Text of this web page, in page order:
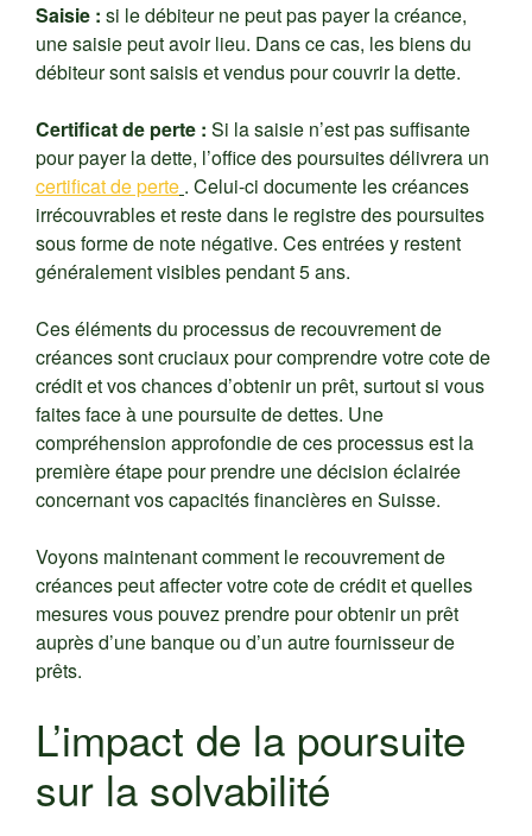
Saisie : si le débiteur ne peut pas payer la créance,
une saisie peut avoir lieu. Dans ce cas, les biens du
débiteur sont saisis et vendus pour couvrir la dette.
Certificat de perte : Si la saisie n’est pas suffisante
pour payer la dette, l’office des poursuites délivrera un
certificat de perte . Celui-ci documente les créances
irrécouvrables et reste dans le registre des poursuites
sous forme de note négative. Ces entrées y restent
généralement visibles pendant 5 ans.
Ces éléments du processus de recouvrement de
créances sont cruciaux pour comprendre votre cote de
crédit et vos chances d’obtenir un prêt, surtout si vous
faites face à une poursuite de dettes. Une
compréhension approfondie de ces processus est la
première étape pour prendre une décision éclairée
concernant vos capacités financières en Suisse.
Voyons maintenant comment le recouvrement de
créances peut affecter votre cote de crédit et quelles
mesures vous pouvez prendre pour obtenir un prêt
auprès d’une banque ou d’un autre fournisseur de
prêts.
L’impact de la poursuite
sur la solvabilité